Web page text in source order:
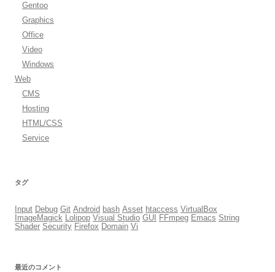
Gentoo
Graphics
Office
Video
Windows
Web
CMS
Hosting
HTML/CSS
Service
タグ
Input Debug Git Android bash Asset htaccess VirtualBox
ImageMagick Lolipop Visual Studio GUI FFmpeg Emacs String
Shader Security Firefox Domain Vi
最近のコメント